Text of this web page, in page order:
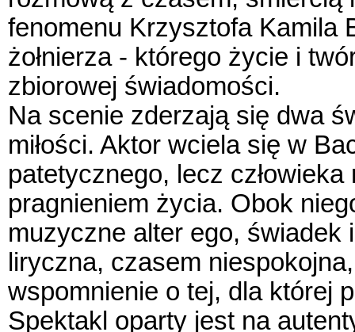
fenomenu Krzysztofa Kamila
żołnierza - którego życie i
zbiorowej świadomości.
Na scenie zderzają się dwa
miłości. Aktor wciela się w
patetycznego, lecz
pragnieniem życia. Obok
muzyczne alter ego, świadek
liryczna, czasem
wspomnienie o tej, dla której
Spektakl oparty jest na